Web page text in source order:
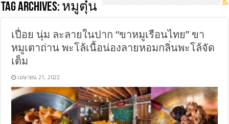
Tag Archives: หมูตุ๋น
เปื่อย นุ่ม ละลายในปาก “ขาหมูเรือนไทย” ขา
หมูเตาถ่าน พะโล้เนื้อน่องลายหอมกลิ่นพะโล้จัด
เต็ม
เมษายน 21, 2022